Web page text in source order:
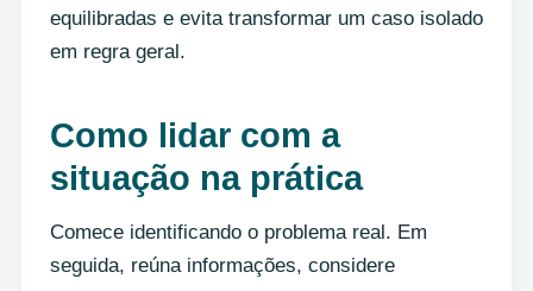
equilibradas e evita transformar um caso isolado
em regra geral.
Como lidar com a
situação na prática
Comece identificando o problema real. Em
seguida, reúna informações, considere